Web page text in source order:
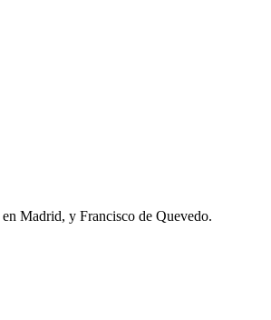
Madrid, y Francisco de Quevedo.